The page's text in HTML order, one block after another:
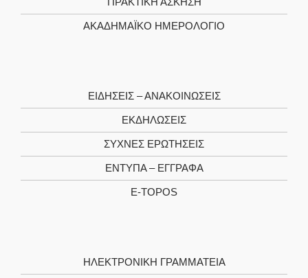
ΑΚΑΔΗΜΑΪΚΌ ΗΜΕΡΟΛΌΓΙΟ
ΕΙΔΉΣΕΙΣ – ΑΝΑΚΟΙΝΏΣΕΙΣ
ΕΚΔΗΛΏΣΕΙΣ
ΣΥΧΝΈΣ ΕΡΩΤΉΣΕΙΣ
ΈΝΤΥΠΑ – ΈΓΓΡΑΦΑ
E-TOPOS
ΗΛΕΚΤΡΟΝΙΚΉ ΓΡΑΜΜΑΤΕΊΑ